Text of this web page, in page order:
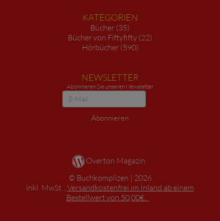
KATEGORIEN
Bücher (35)
Bücher von Fiftyfifty (22)
Hörbücher (590)
NEWSLETTER
Abonnieren Sie unseren Newsletter
Newsletter
Abonnieren
Overton Magazin
Buchkomplizen
2026
* inkl. MwSt. , Versandkostenfrei im Inland ab einem
Bestellwert von 50,00€.